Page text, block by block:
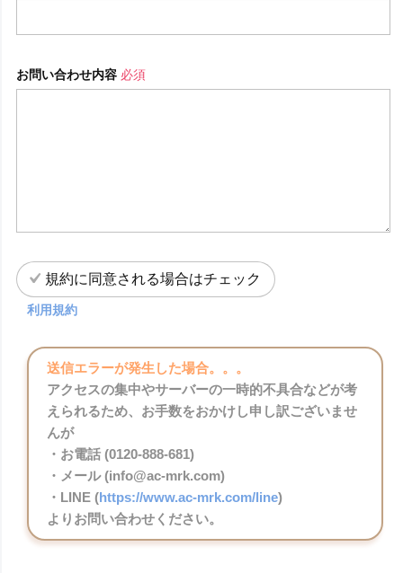
お問い合わせ内容 必須
規約に同意される場合はチェック
利用規約
送信エラーが発生した場合。。。
アクセスの集中やサーバーの一時的不具合などが考
えられるため、お手数をおかけし申し訳ございませ
んが
・お電話 (0120-888-681)
・メール (info@ac-mrk.com)
・LINE (https://www.ac-mrk.com/line)
よりお問い合わせください。